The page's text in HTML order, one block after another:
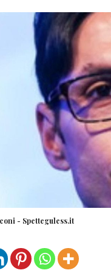
- Spetteguless.it